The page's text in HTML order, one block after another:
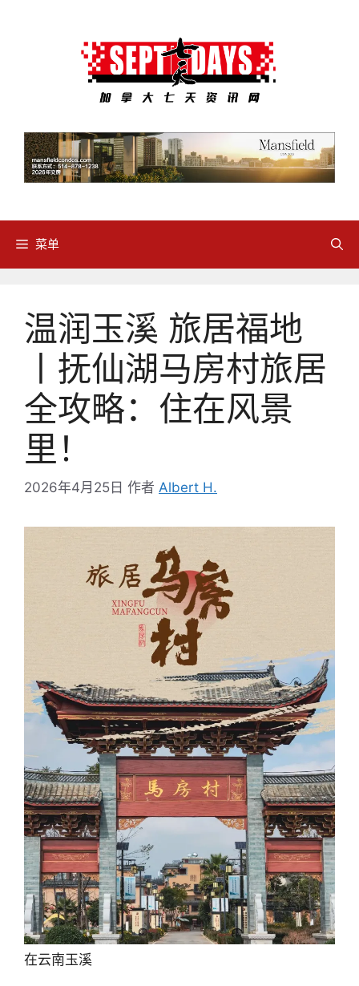
菜单
温润玉溪 旅居福地
丨抚仙湖马房村旅居
全攻略：住在风景
里！
2026年4月25日 作者 Albert H.
在云南玉溪